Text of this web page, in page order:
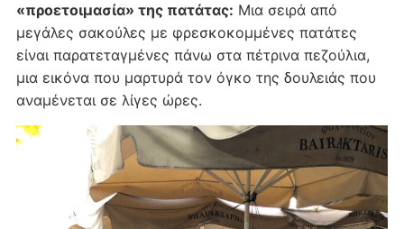
«προετοιμασία» της πατάτας: Μια σειρά από
μεγάλες σακούλες με φρεσκοκομμένες πατάτες
είναι παρατεταγμένες πάνω στα πέτρινα πεζούλια,
μια εικόνα που μαρτυρά τον όγκο της δουλειάς που
αναμένεται σε λίγες ώρες.